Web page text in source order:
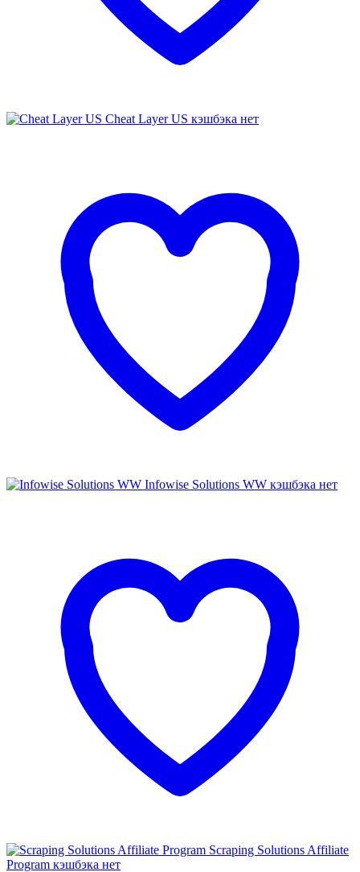
Cheat Layer US кэшбэка нет
Infowise Solutions WW кэшбэка нет
Scraping Solutions Affiliate
Program кэшбэка нет